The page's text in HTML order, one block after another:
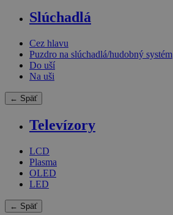
Slúchadlá
Cez hlavu
Puzdro na slúchadlá/hudobný systém
Do uší
Na uši
← Späť
Televízory
LCD
Plasma
OLED
LED
← Späť